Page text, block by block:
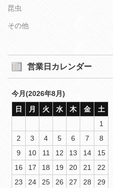
昆虫
その他
営業日カレンダー
今月(2026年8月)
日
月 火 水 木 金
土
1
2
3 4 5 6 7
8
9
10 11 12 13 14
15
16
17 18 19 20 21
22
23
24 25 26 27 28
29